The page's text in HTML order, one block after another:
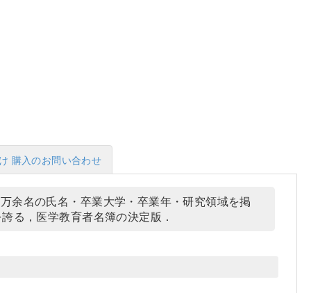
購入のお問い合わせ
余名の氏名・卒業大学・卒業年・研究領域を掲
る，医学教育者名簿の決定版．